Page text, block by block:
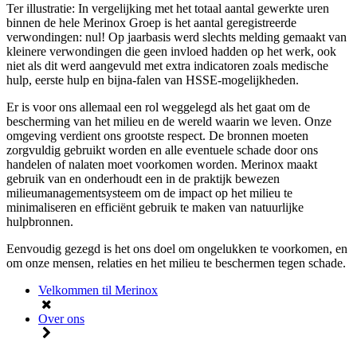
Ter illustratie: In vergelijking met het totaal aantal gewerkte uren
binnen de hele Merinox Groep is het aantal geregistreerde
verwondingen: nul! Op jaarbasis werd slechts melding gemaakt van
kleinere verwondingen die geen invloed hadden op het werk, ook
niet als dit werd aangevuld met extra indicatoren zoals medische
hulp, eerste hulp en bijna-falen van HSSE-mogelijkheden.
Er is voor ons allemaal een rol weggelegd als het gaat om de
bescherming van het milieu en de wereld waarin we leven. Onze
omgeving verdient ons grootste respect. De bronnen moeten
zorgvuldig gebruikt worden en alle eventuele schade door ons
handelen of nalaten moet voorkomen worden. Merinox maakt
gebruik van en onderhoudt een in de praktijk bewezen
milieumanagementsysteem om de impact op het milieu te
minimaliseren en efficiënt gebruik te maken van natuurlijke
hulpbronnen.
Eenvoudig gezegd is het ons doel om ongelukken te voorkomen, en
om onze mensen, relaties en het milieu te beschermen tegen schade.
Velkommen til Merinox
Over ons